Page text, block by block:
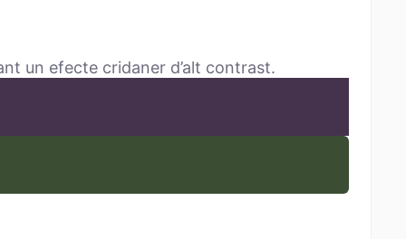
un efecte cridaner d’alt contrast.